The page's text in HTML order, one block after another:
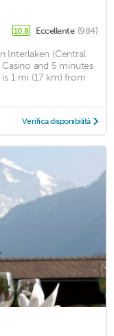
10,8 Eccellente (984)
Interlaken (Central
and 5 minutes
1 mi (17 km) from
Verifica disponibilità